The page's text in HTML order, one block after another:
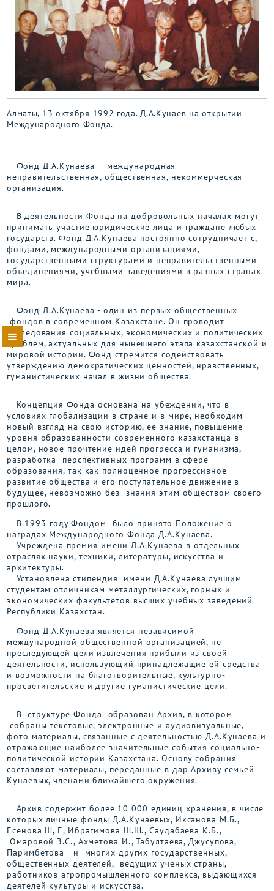
Алматы, 13 октября 1992 года. Д.А.Кунаев на открытии
Международного Фонда.
Фонд Д.А.Кунаева — международная
неправительственная, общественная, некоммерческая
организация.
В деятельности Фонда на добровольных началах могут
принимать участие юридические лица и граждане любых
государств. Фонд Д.А.Кунаева постоянно сотрудничает с,
фондами, международными организациями,
государственными структурами и неправительственными
объединениями, учебными заведениями в разных странах
мира.
Фонд Д.А.Кунаева - один из первых общественных
фондов в современном Казахстане. Он проводит
исследования социальных, экономических и политических
проблем, актуальных для нынешнего этапа казахстанской и
мировой истории. Фонд стремится содействовать
утверждению демократических ценностей, нравственных,
гуманистических начал в жизни общества.
Концепция Фонда основана на убеждении, что в
условиях глобализации в стране и в мире, необходим
новый взгляд на свою историю, ее знание, повышение
уровня образованности современного казахстанца в
целом, новое прочтение идей прогресса и гуманизма,
разработка перспективных программ в сфере
образования, так как полноценное прогрессивное
развитие общества и его поступательное движение в
будущее, невозможно без знания этим обществом своего
прошлого.
В 1993 году Фондом было принято Положение о
наградах Международного Фонда Д.А.Кунаева.
Учреждена премия имени Д.А.Кунаева в отдельных
отраслях науки, техники, литературы, искусства и
архитектуры.
Установлена стипендия имени Д.А.Кунаева лучшим
студентам отличникам металлургических, горных и
экономических факультетов высших учебных заведений
Республики Казахстан.
Фонд Д.А.Кунаева является независимой
международной общественной организацией, не
преследующей цели извлечения прибыли из своей
деятельности, использующий принадлежащие ей средства
и возможности на благотворительные, культурно-
просветительские и другие гуманистические цели.
В структуре Фонда образован Архив, в котором
собраны текстовые, электронные и аудиовизуальные,
фото материалы, связанные с деятельностью Д.А.Кунаева и
отражающие наиболее значительные события социально-
политической истории Казахстана. Основу собрания
составляют материалы, переданные в дар Архиву семьей
Кунаевых, членами ближайшего окружения.
Архив содержит более 10 000 единиц хранения, в числе
которых личные фонды Д.А.Кунаевых, Иксанова М.Б.,
Есенова Ш, Е, Ибрагимова Ш.Ш., Саудабаева К.Б.,
Омаровой З.С., Ахметова И., Табултаева, Джусупова,
Паримбетова и многих других государственных,
общественных деятелей, ведущих ученых страны,
работников агропромышленного комплекса, выдающихся
деятелей культуры и искусства.